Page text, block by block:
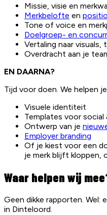
Missie, visie en
Merkbelofte en
Tone of voice en
Doelgroep- en
Vertaling naar
Overdracht aan je
EN DAARNA?
Tijd voor doen. We helpen
Visuele identiteit
Templates voor social
Ontwerp van je
Employer branding
Of je kiest voor een
je merk blijft kloppen,
Waar helpen wij
Geen dikke rapporten. Wel:
in Dinteloord.